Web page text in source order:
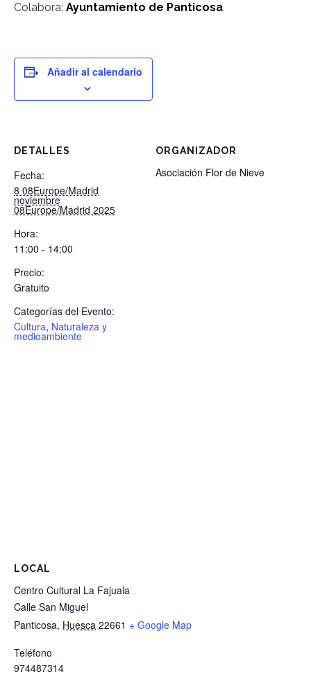
Colabora: Ayuntamiento de Panticosa
Añadir al calendario
DETALLES
Fecha:
8 08Europe/Madrid
noviembre
08Europe/Madrid 2025
Hora:
11:00 - 14:00
Precio:
Gratuito
Categorías del Evento:
Cultura, Naturaleza y
medioambiente
ORGANIZADOR
Asociación Flor de Nieve
LOCAL
Centro Cultural La Fajuala
Calle San Miguel
Panticosa, Huesca 22661 + Google Map
Teléfono
974487314